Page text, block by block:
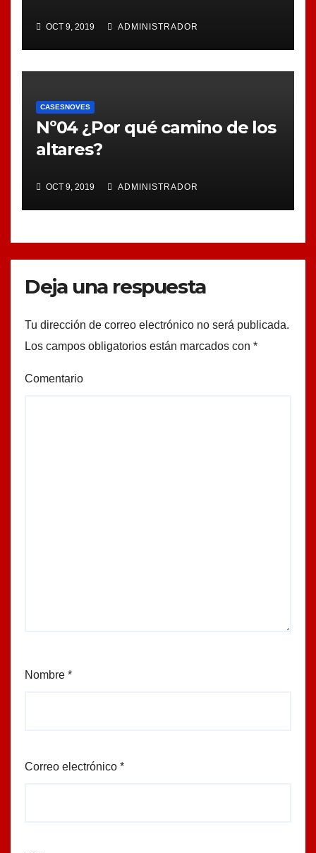
OCT 9, 2019 ADMINISTRADOR
CASESNOVES
Nº04 ¿Por qué camino de los
altares?
OCT 9, 2019 ADMINISTRADOR
Deja una respuesta
Tu dirección de correo electrónico no será publicada.
Los campos obligatorios están marcados con *
Comentario
Nombre *
Correo electrónico *